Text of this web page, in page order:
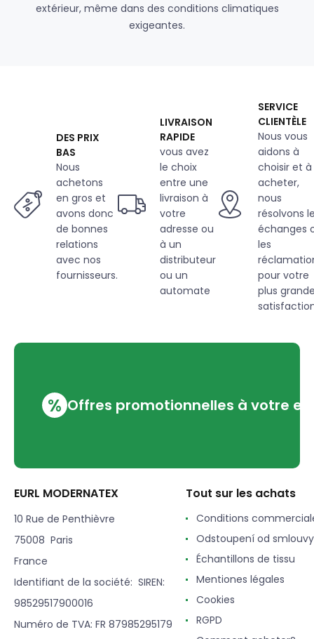
extérieur, même dans des conditions climatiques
exigeantes.
DES PRIX
BAS
Nous
achetons
en gros et
avons donc
de bonnes
relations
avec nos
fournisseurs.
LIVRAISON
RAPIDE
vous avez
le choix
entre une
livraison à
votre
adresse ou
à un
distributeur
ou un
automate
SERVICE
CLIENTÈLE
Nous vous
aidons à
choisir et à
acheter,
nous
résolvons
échanges
les
pour votre
plus
% Offres promotionnelles à votre
EURL MODERNATEX
10 Rue de Penthièvre
75008 Paris
France
Identifiant de la société: SIREN:
98529517900016
Numéro de TVA: FR 87985295179
Tout sur les achats
Conditions
Odstoupení od smlouvy
Échantillons de tissu
Mentiones légales
Cookies
RGPD